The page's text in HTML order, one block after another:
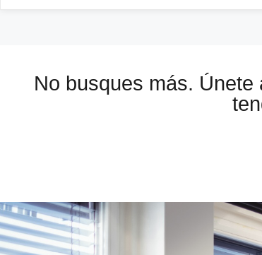
No busques más. Únete